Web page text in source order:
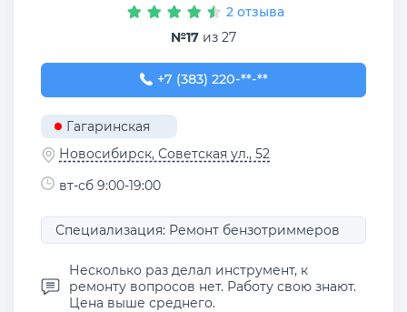
2 отзыва
№17 из 27
+7 (383) 220-00-30
+7 (383) 220-**-**
Гагаринская
Новосибирск, Советская ул., 52
вт-сб 9:00-19:00
Специализация: Ремонт бензотриммеров
Несколько раз делал инструмент, к
ремонту вопросов нет. Работу свою знают.
Цена выше среднего.